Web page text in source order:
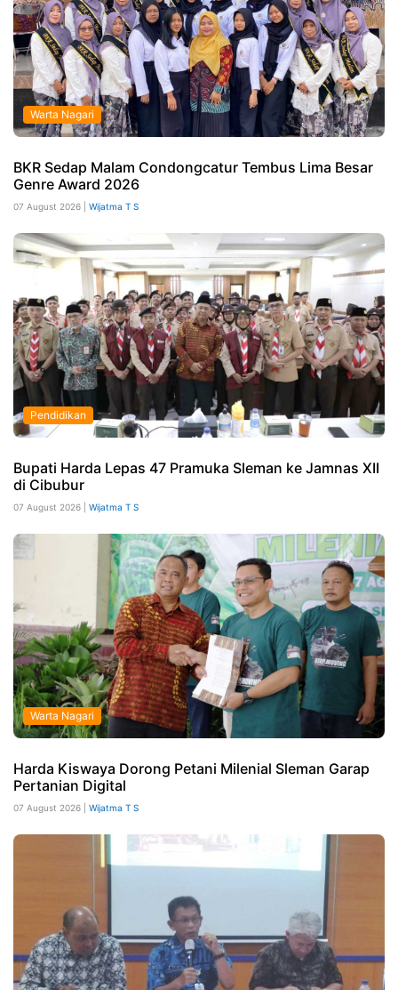
Warta Nagari
BKR Sedap Malam Condongcatur Tembus Lima Besar
Genre Award 2026
07 August 2026 | Wijatma T S
Pendidikan
Bupati Harda Lepas 47 Pramuka Sleman ke Jamnas XII
di Cibubur
07 August 2026 | Wijatma T S
Warta Nagari
Harda Kiswaya Dorong Petani Milenial Sleman Garap
Pertanian Digital
07 August 2026 | Wijatma T S